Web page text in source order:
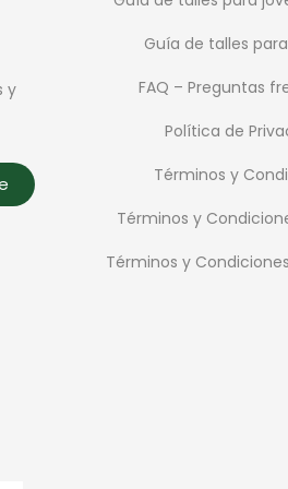
y
Guía de talles
FAQ – Preguntas
Política de
Términos y
Términos y
Términos y